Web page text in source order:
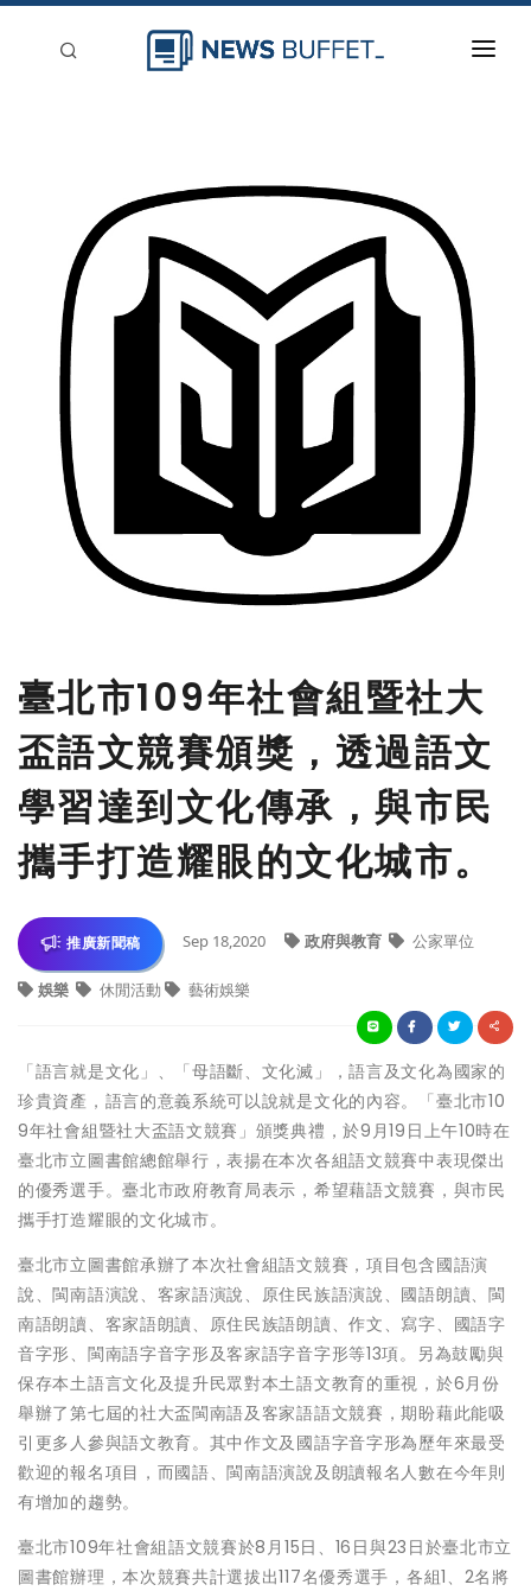
刊登
臺北市109年社會組暨社大
盃語文競賽頒獎，透過語文
學習達到文化傳承，與市民
攜手打造耀眼的文化城市。
推廣新聞稿 Sep 18,2020 政府與教育 公家單位
娛樂 休閒活動 藝術娛樂
「語言就是文化」、「母語斷、文化滅」，語言及文化為國家的
珍貴資產，語言的意義系統可以說就是文化的內容。「臺北市10
9年社會組暨社大盃語文競賽」頒獎典禮，於9月19日上午10時在
臺北市立圖書館總館舉行，表揚在本次各組語文競賽中表現傑出
的優秀選手。臺北市政府教育局表示，希望藉語文競賽，與市民
攜手打造耀眼的文化城市。
臺北市立圖書館承辦了本次社會組語文競賽，項目包含國語演
說、閩南語演說、客家語演說、原住民族語演說、國語朗讀、閩
南語朗讀、客家語朗讀、原住民族語朗讀、作文、寫字、國語字
音字形、閩南語字音字形及客家語字音字形等13項。另為鼓勵與
保存本土語言文化及提升民眾對本土語文教育的重視，於6月份
舉辦了第七屆的社大盃閩南語及客家語語文競賽，期盼藉此能吸
引更多人參與語文教育。其中作文及國語字音字形為歷年來最受
歡迎的報名項目，而國語、閩南語演說及朗讀報名人數在今年則
有增加的趨勢。
臺北市109年社會組語文競賽於8月15日、16日與23日於臺北市立
圖書館辦理，本次競賽共計選拔出117名優秀選手，各組1、2名將